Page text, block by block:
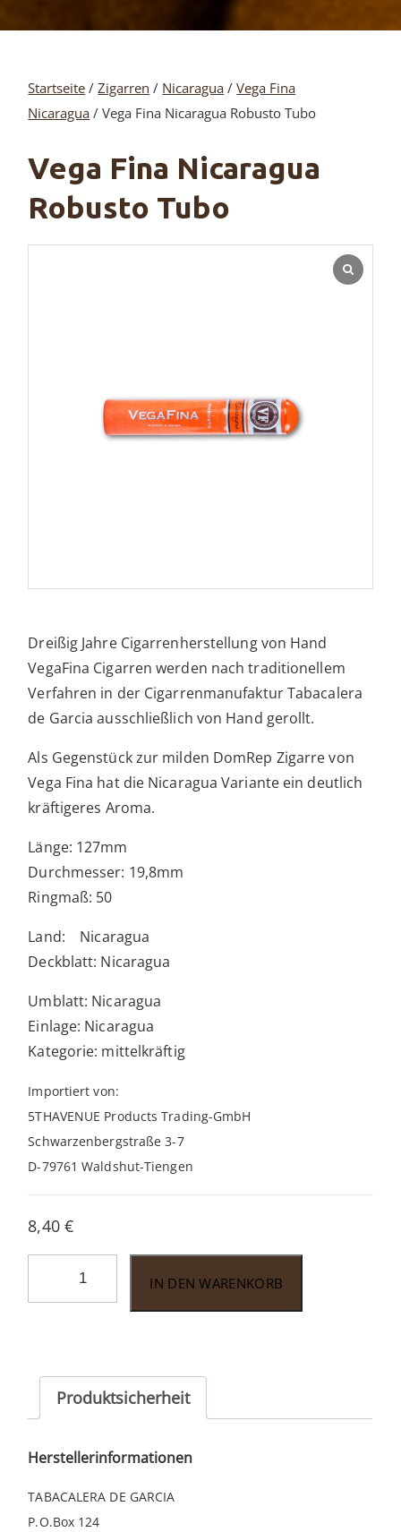
Startseite /Zigarren / Nicaragua /Vega Fina
Nicaragua / Vega Fina Nicaragua Robusto Tubo
Vega Fina Nicaragua
Robusto Tubo
Dreißig Jahre Cigarrenherstellung von Hand
VegaFina Cigarren werden nach traditionellem
Verfahren in der Cigarrenmanufaktur Tabacalera
de Garcia ausschließlich von Hand gerollt.
Als Gegenstück zur milden DomRep Zigarre von
Vega Fina hat die Nicaragua Variante ein deutlich
kräftigeres Aroma.
Länge: 127mm
Durchmesser: 19,8mm
Ringmaß: 50
Land: Nicaragua
Deckblatt: Nicaragua
Umblatt: Nicaragua
Einlage: Nicaragua
Kategorie: mittelkräftig
Importiert von:
5THAVENUE Products Trading-GmbH
Schwarzenbergstraße 3-7
D-79761 Waldshut-Tiengen
8,40 €
Menge
IN DEN WARENKORB
Produktsicherheit
Herstellerinformationen
TABACALERA DE GARCIA
P.O.Box 124